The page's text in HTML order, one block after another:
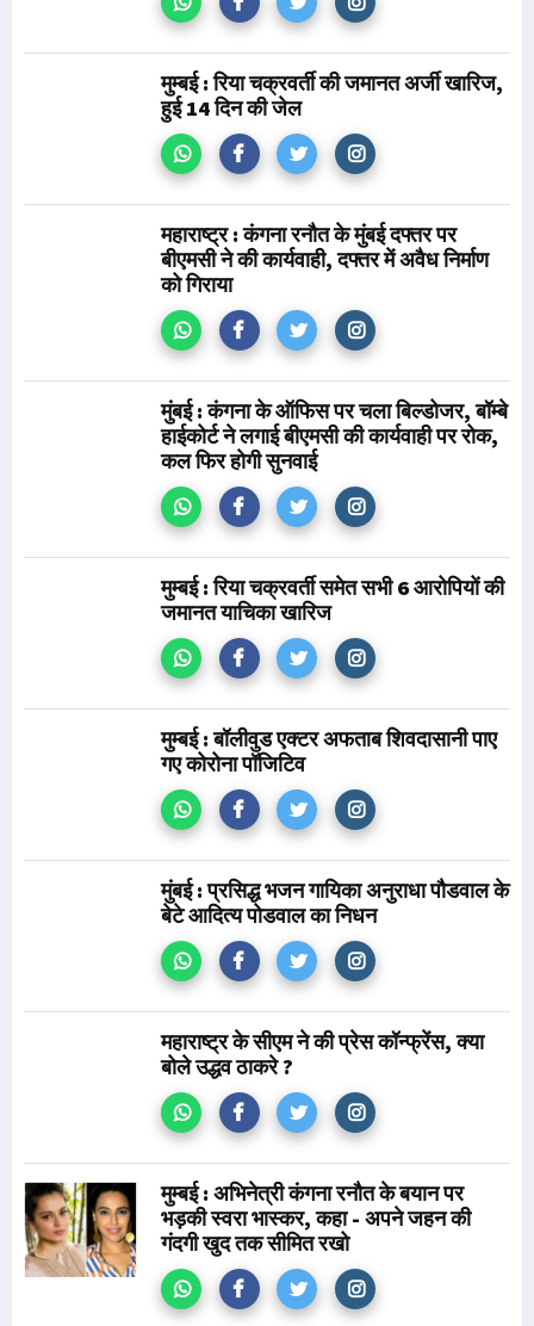
मुम्बई : रिया चक्रवर्ती की जमानत अर्जी खारिज,
हुई 14 दिन की जेल
महाराष्ट्र : कंगना रनौत के मुंबई दफ्तर पर
बीएमसी ने की कार्यवाही, दफ्तर में अवैध निर्माण
को गिराया
मुंबई : कंगना के ऑफिस पर चला बिल्डोजर, बॉम्बे
हाईकोर्ट ने लगाई बीएमसी की कार्यवाही पर रोक,
कल फिर होगी सुनवाई
मुम्बई : रिया चक्रवर्ती समेत सभी 6 आरोपियों की
जमानत याचिका खारिज
मुम्बई : बॉलीवुड एक्टर अफताब शिवदासानी पाए
गए कोरोना पॉजिटिव
मुंबई : प्रसिद्ध भजन गायिका अनुराधा पौडवाल के
बेटे आदित्य पोडवाल का निधन
महाराष्ट्र के सीएम ने की प्रेस कॉन्फ्रेंस, क्या
बोले उद्धव ठाकरे ?
मुम्बई : अभिनेत्री कंगना रनौत के बयान पर
भड़की स्वरा भास्कर, कहा - अपने जहन की
गंदगी खुद तक सीमित रखो